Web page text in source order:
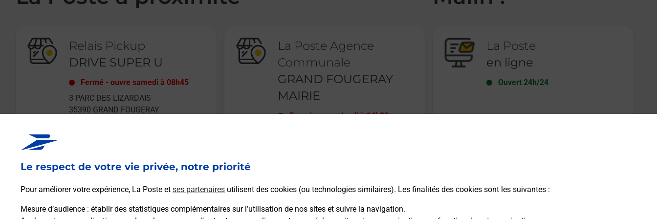
Le respect de votre vie privée, notre priorité
Pour améliorer votre expérience, La Poste et ses partenaires utilisent des cookies (ou technologies similaires). Les finalités des cookies sont les suivantes :
Mesure d’audience : établir des statistiques complémentaires sur l’utilisation de nos sites et suivre la navigation.
Relais Pickup
DRIVE SUPER U
Fermé -ouvre samedi à 08h45
3 PARC DES LIZARDAIS
35390 GRAND FOUGERAY
En savoir plus
La Poste Agence
Communale
GRAND FOUGERAY
MAIRIE
Fermé-ouvre lundi à 14h00
La Poste
en ligne
Ouvert 24h/24